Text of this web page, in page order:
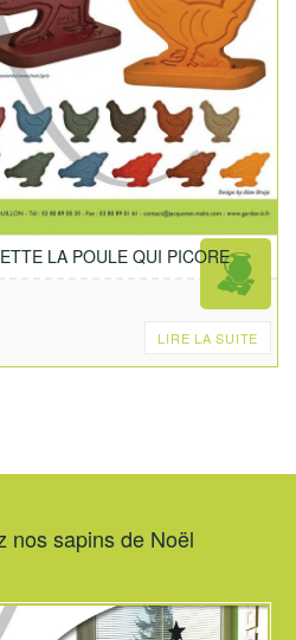
LA POULE QUI PICORE
LIRE LA SUITE
nos sapins de Noël